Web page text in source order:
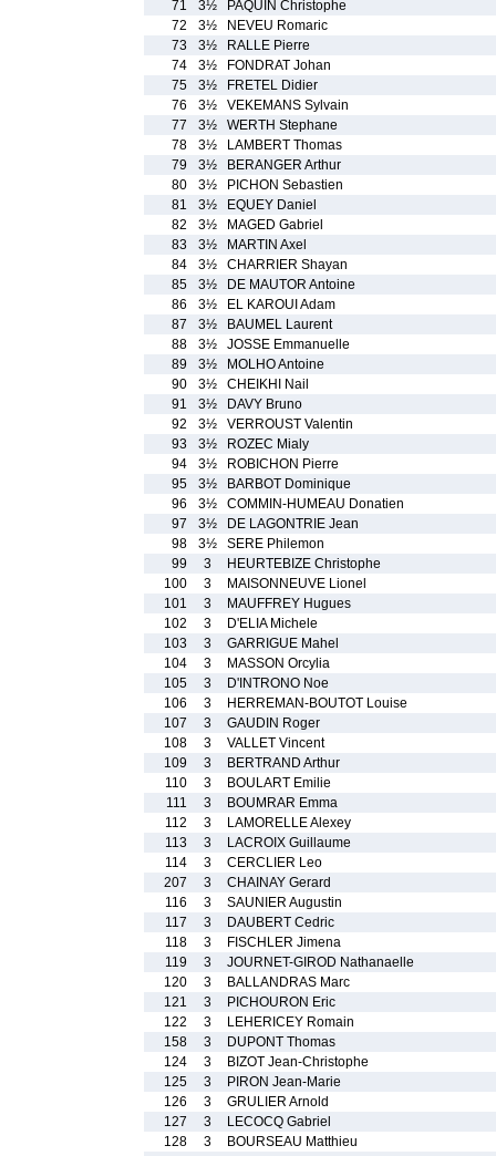
71
3½
PAQUIN Christophe
72
3½
NEVEU Romaric
73
3½
RALLE Pierre
74
3½
FONDRAT Johan
75
3½
FRETEL Didier
76
3½
VEKEMANS Sylvain
77
3½
WERTH Stephane
78
3½
LAMBERT Thomas
79
3½
BERANGER Arthur
80
3½
PICHON Sebastien
81
3½
EQUEY Daniel
82
3½
MAGED Gabriel
83
3½
MARTIN Axel
84
3½
CHARRIER Shayan
85
3½
DE MAUTOR Antoine
86
3½
EL KAROUI Adam
87
3½
BAUMEL Laurent
88
3½
JOSSE Emmanuelle
89
3½
MOLHO Antoine
90
3½
CHEIKHI Nail
91
3½
DAVY Bruno
92
3½
VERROUST Valentin
93
3½
ROZEC Mialy
94
3½
ROBICHON Pierre
95
3½
BARBOT Dominique
96
3½
COMMIN-HUMEAU Donatien
97
3½
DE LAGONTRIE Jean
98
3½
SERE Philemon
99
3
HEURTEBIZE Christophe
100
3
MAISONNEUVE Lionel
101
3
MAUFFREY Hugues
102
3
D'ELIA Michele
103
3
GARRIGUE Mahel
104
3
MASSON Orcylia
105
3
D'INTRONO Noe
106
3
HERREMAN-BOUTOT Louise
107
3
GAUDIN Roger
108
3
VALLET Vincent
109
3
BERTRAND Arthur
110
3
BOULART Emilie
111
3
BOUMRAR Emma
112
3
LAMORELLE Alexey
113
3
LACROIX Guillaume
114
3
CERCLIER Leo
207
3
CHAINAY Gerard
116
3
SAUNIER Augustin
117
3
DAUBERT Cedric
118
3
FISCHLER Jimena
119
3
JOURNET-GIROD Nathanaelle
120
3
BALLANDRAS Marc
121
3
PICHOURON Eric
122
3
LEHERICEY Romain
158
3
DUPONT Thomas
124
3
BIZOT Jean-Christophe
125
3
PIRON Jean-Marie
126
3
GRULIER Arnold
127
3
LECOCQ Gabriel
128
3
BOURSEAU Matthieu